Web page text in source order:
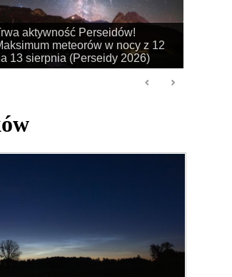
się sezon na
obłoków srebrzystych!